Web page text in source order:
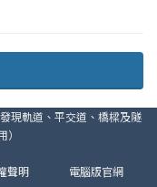
現軌道、平交道、橋樑及隧
聲明 電腦版官網